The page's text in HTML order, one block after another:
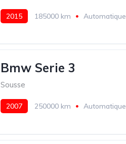
2015 185000 km Automatique
Bmw Serie 3
Sousse
2007 250000 km Automatique